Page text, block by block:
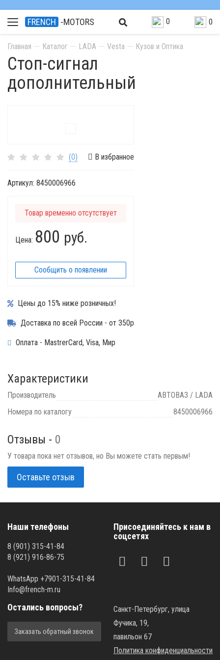
FRENCH -MOTORS 0 0
Главная Каталог LADA Vesta Кузов и Оптика
Стоп-сигнал
дополнительный
(0) В избранное
Артикул: 8450006966
Товар временно отсутствует
Цена: 800 руб.
Сообщить о появлении
Цены до 15% ниже розничных!
Доставка по всей России - от 350р
Оплата - MastrerCard, Visa, Мир
Характеристики
Производитель
АВТОВАЗ / LADA
Номера по каталогу
8450006966
Отзывы - 0
У товара пока нет отзывов, но Вы можете стать первым!
Оставьте отзыв
Наши телефоны
8 (901) 315-41-84
8 (921) 916-86-75
WhatsApp +7901-315-41-84
Info@french-m.ru
Присоединяйтесь к нам в
соцсетях
Остались вопросы?
Заказать обратный звонок
Санкт-Петербург, улица
Фучика, 19,
павильон 67
Политика конфиденциальности